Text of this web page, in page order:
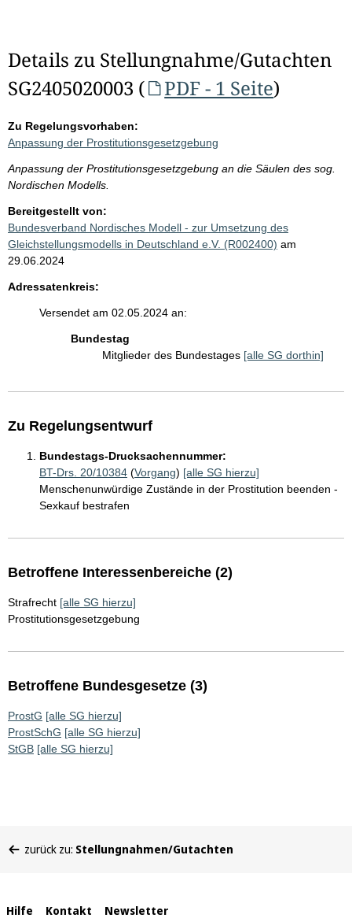
Details zu Stellungnahme/Gutachten
SG2405020003 (
PDF - 1 Seite)
Zu Regelungsvorhaben:
Anpassung der Prostitutionsgesetzgebung
Anpassung der Prostitutionsgesetzgebung an die Säulen des sog.
Nordischen Modells.
Bereitgestellt von:
Bundesverband Nordisches Modell - zur Umsetzung des
Gleichstellungsmodells in Deutschland e.V. (R002400) am
29.06.2024
Adressatenkreis:
Versendet am 02.05.2024 an:
Bundestag
Mitglieder des Bundestages [alle SG dorthin]
Zu Regelungsentwurf
Bundestags-Drucksachennummer:
BT-Drs. 20/10384 (Vorgang) [alle SG hierzu]
Menschenunwürdige Zustände in der Prostitution beenden -
Sexkauf bestrafen
Betroffene Interessenbereiche (2)
Strafrecht [alle SG hierzu]
Prostitutionsgesetzgebung
Betroffene Bundesgesetze (3)
ProstG [alle SG hierzu]
ProstSchG [alle SG hierzu]
StGB [alle SG hierzu]
befinden
zurück zu: Stellungnahmen/Gutachten
Hilfe Kontakt Newsletter